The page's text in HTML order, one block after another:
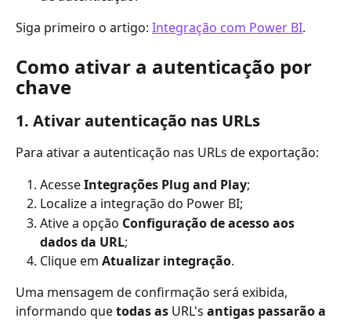
Siga primeiro o artigo: Integração com Power BI.
Como ativar a autenticação por
chave
1. Ativar autenticação nas URLs
Para ativar a autenticação nas URLs de exportação:
Acesse Integrações Plug and Play;
Localize a integração do Power BI;
Ative a opção Configuração de acesso aos
dados da URL;
Clique em Atualizar integração.
Uma mensagem de confirmação será exibida,
informando que todas as URL's antigas passarão a